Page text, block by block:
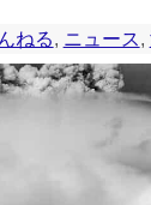
ねる, ニュース,